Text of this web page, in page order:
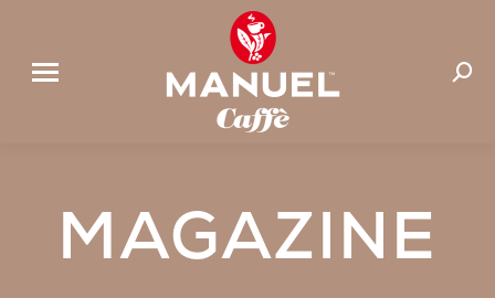
Cerca:
MAGAZINE